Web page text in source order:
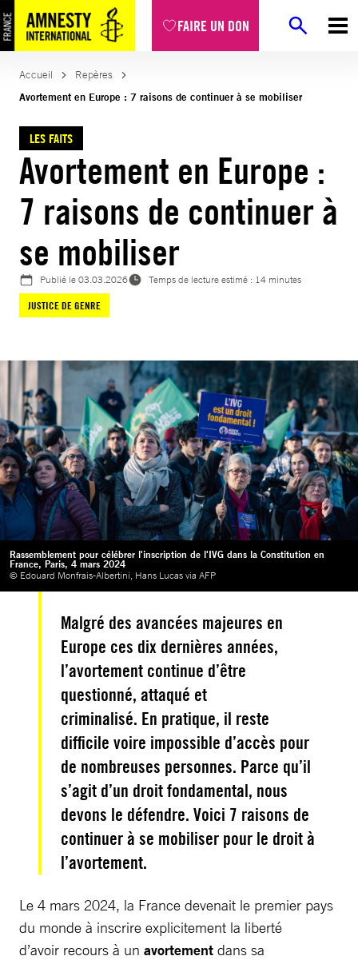
FAIRE UN DON
Aller
au
contenu
Accueil
Repères
Avortement en Europe : 7 raisons de continuer à se mobiliser
LES FAITS
Avortement en Europe :
7 raisons de continuer à
se mobiliser
Publié le03.03.2026
Temps de lecture estimé : 14 minutes
JUSTICE DE GENRE
Rassemblement pour célébrer l'inscription de l'IVG dans la Constitution en
France, Paris, 4 mars 2024
© Edouard Monfrais-Albertini, Hans Lucas via AFP
Malgré des avancées majeures en
Europe ces dix dernières années,
l’avortement continue d’être
questionné, attaqué et
criminalisé. En pratique, il reste
difficile voire impossible d’accès pour
de nombreuses personnes. Parce qu’il
s’agit d’un droit fondamental, nous
devons le défendre. Voici 7 raisons de
continuer à se mobiliser pour le droit à
l’avortement.
Le 4 mars 2024, la France devenait le premier pays
du monde à inscrire explicitement la liberté
d’avoir recours à un avortement dans sa